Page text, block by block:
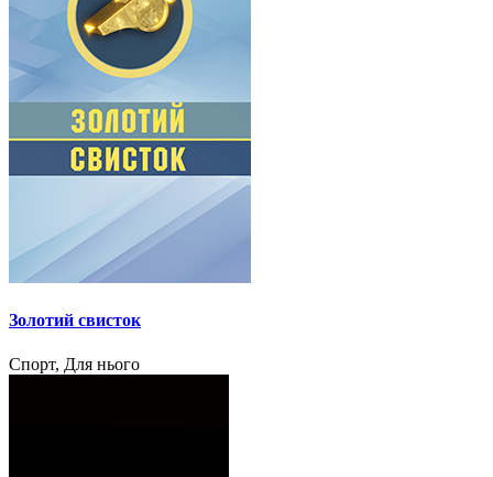
Золотий свисток
Спорт, Для нього